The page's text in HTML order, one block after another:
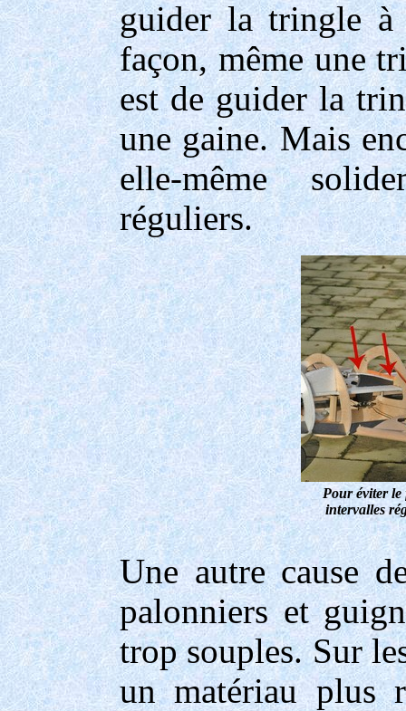
guider la tringle à
façon, même une
est de guider la
une gaine. Mais
elle-même
réguliers.
Pour éviter le
intervalles
Une autre cause
palonniers et
trop souples. Sur
un matériau plus